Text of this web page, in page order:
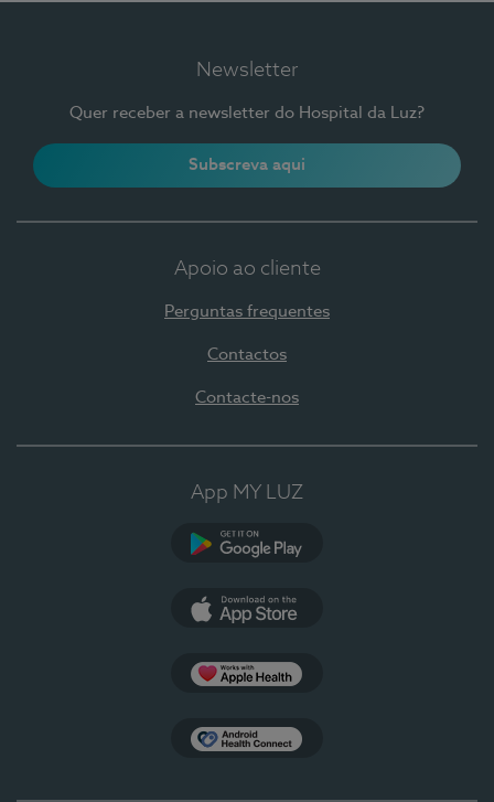
Newsletter
Quer receber a newsletter do Hospital da Luz?
Subscreva aqui
Apoio ao cliente
Perguntas frequentes
Contactos
Contacte-nos
App MY LUZ